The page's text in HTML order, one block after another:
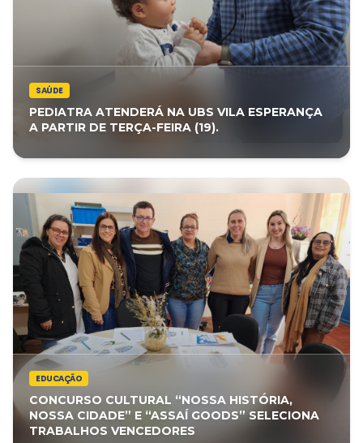
SAÚDE
PEDIATRA ATENDERÁ NA UBS VILA ESPERANÇA
A PARTIR DE TERÇA-FEIRA (19).
EDUCAÇÃO
CONCURSO CULTURAL “NOSSA HISTÓRIA,
NOSSA CIDADE” E “ASSAÍ GOODS” SELECIONA
TRABALHOS VENCEDORES